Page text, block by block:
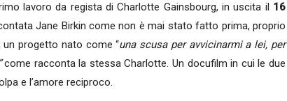
lavoro da regista di Charlotte Gainsbourg, in uscita il 16
Jane Birkin come non è mai stato fatto prima, proprio
progetto nato come “una scusa per avvicinarmi a lei, per
come racconta la stessa Charlotte. Un docufilm in cui le due
e l’amore reciproco.